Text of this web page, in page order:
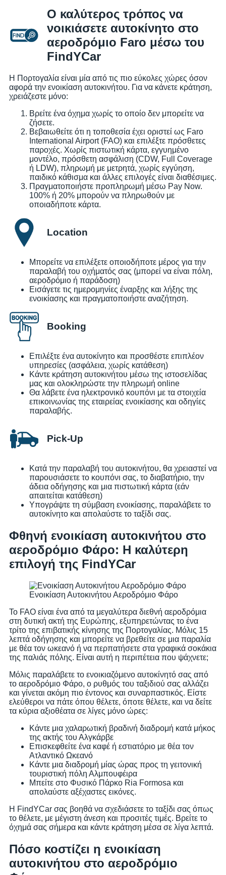
Ο καλύτερος τρόπος να
νοικιάσετε αυτοκίνητο στο
αεροδρόμιο Faro μέσω του
FindYCar
Η Πορτογαλία είναι μία από τις πιο εύκολες χώρες όσον
αφορά την ενοικίαση αυτοκινήτου. Για να κάνετε κράτηση,
χρειάζεστε μόνο:
Βρείτε ένα όχημα χωρίς το οποίο δεν μπορείτε να
ζήσετε.
Βεβαιωθείτε ότι η τοποθεσία έχει οριστεί ως Faro
International Airport (FAO) και επιλέξτε πρόσθετες
παροχές. Χωρίς πιστωτική κάρτα, εγγυημένο
μοντέλο, πρόσθετη ασφάλιση (CDW, Full Coverage
ή LDW), πληρωμή με μετρητά, χωρίς εγγύηση,
παιδικό κάθισμα και άλλες επιλογές είναι διαθέσιμες.
Πραγματοποιήστε προπληρωμή μέσω Pay Now.
100% ή 20% μπορούν να πληρωθούν με
οποιαδήποτε κάρτα.
Location
Μπορείτε να επιλέξετε οποιοδήποτε μέρος για την
παραλαβή του οχήματός σας (μπορεί να είναι πόλη,
αεροδρόμιο ή παράδοση)
Εισάγετε τις ημερομηνίες έναρξης και λήξης της
ενοικίασης και πραγματοποιήστε αναζήτηση.
Booking
Επιλέξτε ένα αυτοκίνητο και προσθέστε επιπλέον
υπηρεσίες (ασφάλεια, χωρίς κατάθεση)
Κάντε κράτηση αυτοκινήτου μέσω της ιστοσελίδας
μας και ολοκληρώστε την πληρωμή online
Θα λάβετε ένα ηλεκτρονικό κουπόνι με τα στοιχεία
επικοινωνίας της εταιρείας ενοικίασης και οδηγίες
παραλαβής.
Pick-Up
Κατά την παραλαβή του αυτοκινήτου, θα χρειαστεί να
παρουσιάσετε το κουπόνι σας, το διαβατήριο, την
άδεια οδήγησης και μια πιστωτική κάρτα (εάν
απαιτείται κατάθεση)
Υπογράψτε τη σύμβαση ενοικίασης, παραλάβετε το
αυτοκίνητο και απολαύστε το ταξίδι σας.
Φθηνή ενοικίαση αυτοκινήτου στο
αεροδρόμιο Φάρο: Η καλύτερη
επιλογή της FindYCar
Ενοικίαση Αυτοκινήτου Αεροδρόμιο Φάρο
Το FAO είναι ένα από τα μεγαλύτερα διεθνή αεροδρόμια
στη δυτική ακτή της Ευρώπης, εξυπηρετώντας το ένα
τρίτο της επιβατικής κίνησης της Πορτογαλίας. Μόλις 15
λεπτά οδήγησης και μπορείτε να βρεθείτε σε μια παραλία
με θέα τον ωκεανό ή να περπατήσετε στα γραφικά σοκάκια
της παλιάς πόλης. Είναι αυτή η περιπέτεια που ψάχνετε;
Μόλις παραλάβετε το ενοικιαζόμενο αυτοκίνητό σας από
το αεροδρόμιο Φάρο, ο ρυθμός του ταξιδιού σας αλλάζει
και γίνεται ακόμη πιο έντονος και συναρπαστικός. Είστε
ελεύθεροι να πάτε όπου θέλετε, όποτε θέλετε, και να δείτε
τα κύρια αξιοθέατα σε λίγες μόνο ώρες:
Κάντε μια χαλαρωτική βραδινή διαδρομή κατά μήκος
της ακτής του Αλγκάρβε
Επισκεφθείτε ένα καφέ ή εστιατόριο με θέα τον
Ατλαντικό Ωκεανό
Κάντε μια διαδρομή μίας ώρας προς τη γειτονική
τουριστική πόλη Αλμπουφέιρα
Μπείτε στο Φυσικό Πάρκο Ria Formosa και
απολαύστε αξέχαστες εικόνες.
Η FindYCar σας βοηθά να σχεδιάσετε το ταξίδι σας όπως
το θέλετε, με μέγιστη άνεση και προσιτές τιμές. Βρείτε το
όχημά σας σήμερα και κάντε κράτηση μέσα σε λίγα λεπτά.
Πόσο κοστίζει η ενοικίαση
αυτοκινήτου στο αεροδρόμιο